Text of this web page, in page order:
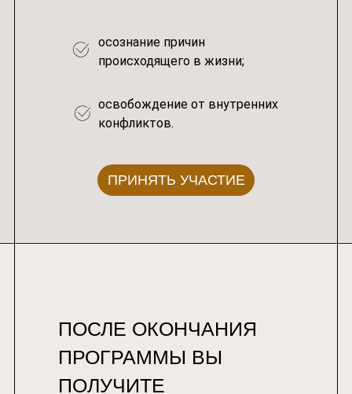
осознание причин
происходящего в жизни;
освобождение от внутренних
конфликтов.
ПРИНЯТЬ УЧАСТИЕ
ПОСЛЕ ОКОНЧАНИЯ
ПРОГРАММЫ ВЫ
ПОЛУЧИТЕ